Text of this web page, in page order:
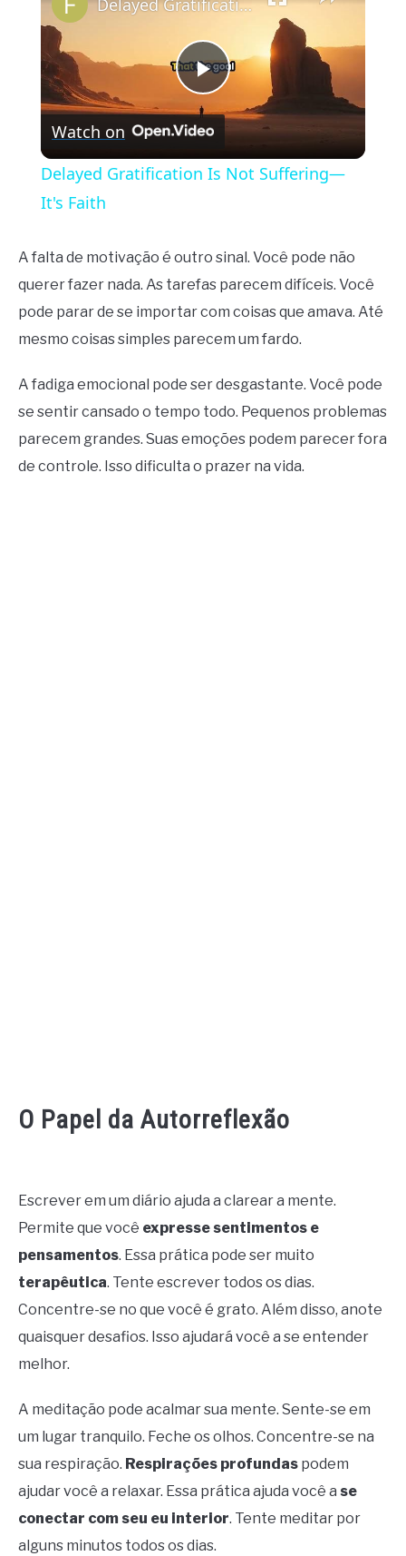
Play
Video
Delayed Gratification Is Not Suffering—It's Faith
Watch on
Delayed Gratification Is Not Suffering—
It's Faith
A falta de motivação é outro sinal. Você pode não
querer fazer nada. As tarefas parecem difíceis. Você
pode parar de se importar com coisas que amava. Até
mesmo coisas simples parecem um fardo.
A fadiga emocional pode ser desgastante. Você pode
se sentir cansado o tempo todo. Pequenos problemas
parecem grandes. Suas emoções podem parecer fora
de controle. Isso dificulta o prazer na vida.
O Papel da Autorreflexão
Escrever em um diário ajuda a clarear a mente.
Permite que você expresse sentimentos e
pensamentos. Essa prática pode ser muito
terapêutica. Tente escrever todos os dias.
Concentre-se no que você é grato. Além disso, anote
quaisquer desafios. Isso ajudará você a se entender
melhor.
A meditação pode acalmar sua mente. Sente-se em
um lugar tranquilo. Feche os olhos. Concentre-se na
sua respiração. Respirações profundas podem
ajudar você a relaxar. Essa prática ajuda você a se
conectar com seu eu interior. Tente meditar por
alguns minutos todos os dias.